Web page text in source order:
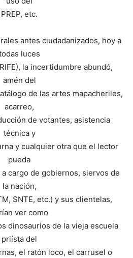
PREP, etc.
antes ciudadanizados, hoy a
luces
la incertidumbre abundó,
amén del
de las artes mapacheriles,
acarreo,
de votantes, asistencia
técnica y
y cualquier otra que el lector
pueda
cargo de gobiernos, siervos de
la nación,
SNTE, etc.) y sus clientelas,
ver como
dinosaurios de la vieja escuela
priísta del
el ratón loco, el carrusel o